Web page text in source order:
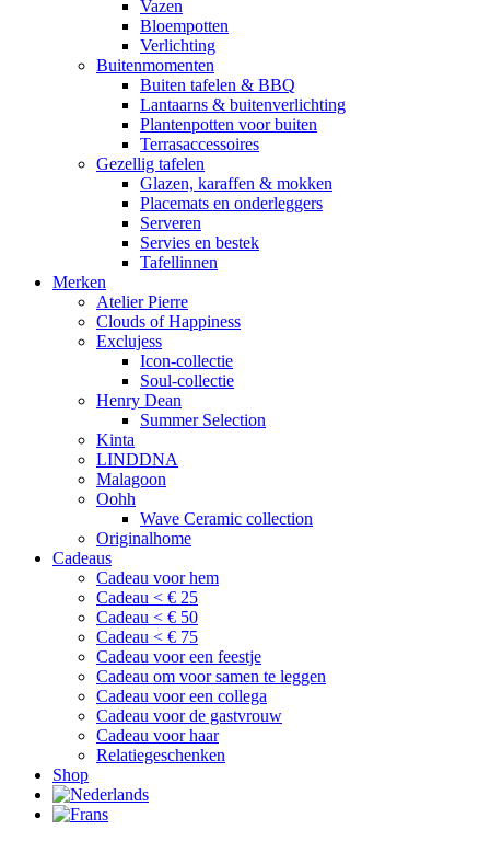
Vazen
Bloempotten
Verlichting
Buitenmomenten
Buiten tafelen & BBQ
Lantaarns & buitenverlichting
Plantenpotten voor buiten
Terrasaccessoires
Gezellig tafelen
Glazen, karaffen & mokken
Placemats en onderleggers
Serveren
Servies en bestek
Tafellinnen
Merken
Atelier Pierre
Clouds of Happiness
Exclujess
Icon-collectie
Soul-collectie
Henry Dean
Summer Selection
Kinta
LINDDNA
Malagoon
Oohh
Wave Ceramic collection
Originalhome
Cadeaus
Cadeau voor hem
Cadeau < € 25
Cadeau < € 50
Cadeau < € 75
Cadeau voor een feestje
Cadeau om voor samen te leggen
Cadeau voor een collega
Cadeau voor de gastvrouw
Cadeau voor haar
Relatiegeschenken
Shop